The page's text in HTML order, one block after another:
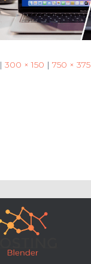
| 300 × 150 | 750 × 375